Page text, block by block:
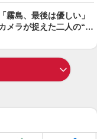
霧島、最後は優しい」
メラが捉えた二人の“や